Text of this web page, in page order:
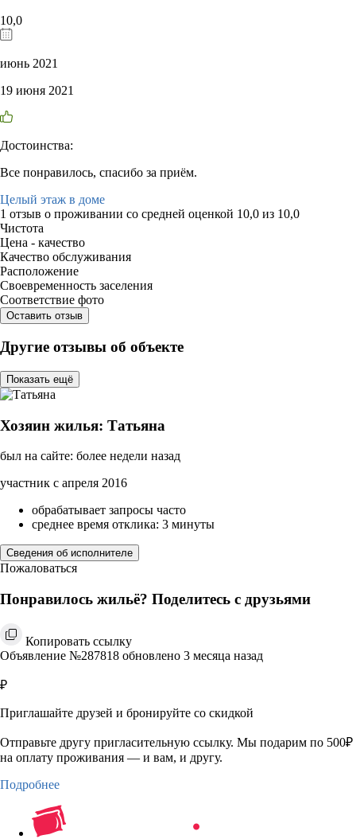
10,0
июнь 2021
19 июня 2021
Достоинства:
Все понравилось, спасибо за приём.
Целый этаж в доме
1 отзыв о проживании со средней оценкой 10,0 из 10,0
Чистота
Цена - качество
Качество обслуживания
Расположение
Своевременность заселения
Соответствие фото
Оставить отзыв
Другие отзывы об объекте
Показать ещё
Хозяин жилья: Татьяна
был на сайте: более недели назад
участник с апреля 2016
обрабатывает запросы часто
среднее время отклика: 3 минуты
Сведения об исполнителе
Пожаловаться
Понравилось жильё? Поделитесь с друзьями
Копировать ссылку
Объявление №287818 обновлено 3 месяца назад
₽
Приглашайте друзей и бронируйте со скидкой
Отправьте другу пригласительную ссылку. Мы подарим по 500₽
на оплату проживания — и вам, и другу.
Подробнее